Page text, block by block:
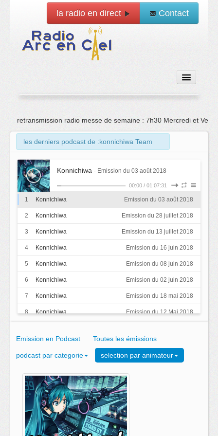
la radio en direct Contact
Accueil
Emissions
News
Vidéo
La radio
L'équipe
retransmission radio messe de semaine : 7h30 Mercredi et
les derniers podcast de :konnichiwa Team
Konnichiwa - Emission du 03 août 2018
00:00 / 01:07:31
1 Konnichiwa Emission du 03 août 2018
2 Konnichiwa Emission du 28 juillet 2018
3 Konnichiwa Emission du 13 juillet 2018
4 Konnichiwa Emission du 16 juin 2018
5 Konnichiwa Emission du 08 juin 2018
6 Konnichiwa Emission du 02 juin 2018
7 Konnichiwa Emission du 18 mai 2018
8 Konnichiwa Emission du 12 Mai 2018
Emission en Podcast Toutes les émissions
podcast par categorie selection par animateur